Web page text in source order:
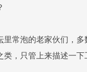
里常泡的老家伙们，
类，只管上来描述一